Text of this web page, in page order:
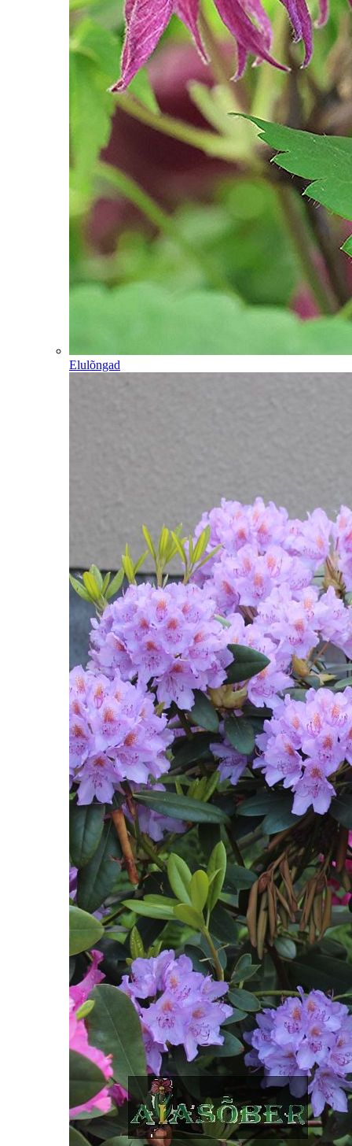
Elulõngad